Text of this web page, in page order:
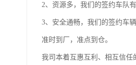
2、资源多，我们的签约车队
3、安全通畅，我们的签约车
准时到厂，准点到仓。
我司本着互惠互利、相互信